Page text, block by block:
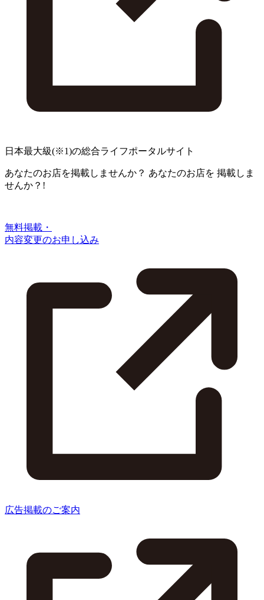
日本最大級(※1)の総合ライフポータルサイト
あなたのお店を掲載しませんか？ あなたのお店を 掲載しま
せんか？!
無料掲載・
内容変更のお申し込み
広告掲載のご案内